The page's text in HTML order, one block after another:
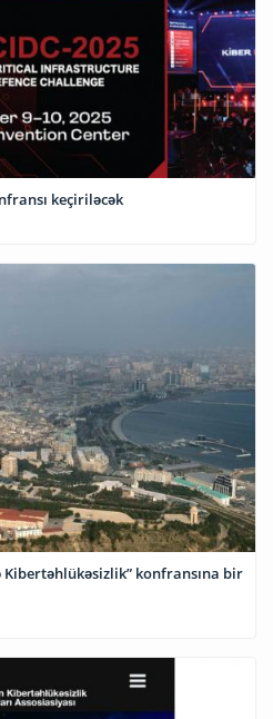
keçiriləcək
konfransına bir